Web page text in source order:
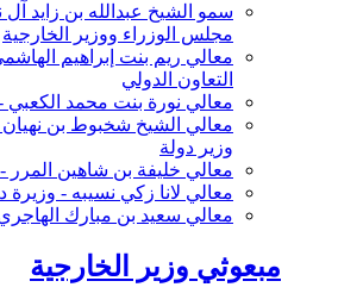
سمو الشيخ عبدالله بن زايد
مجلس الوزراء ووزير الخارجية
معالي ريم بنت إبراهيم
التعاون الدولي
معالي نورة بنت محمد الكعبي
معالي الشيخ شخبوط بن نهيان
وزير دولة
معالي خليفة بن شاهين المرر
معالي لانا زكي نسيبه - وزيرة
معالي سعيد بن مبارك
مبعوثي وزير الخارجية